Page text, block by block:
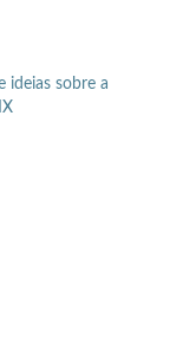
ideias sobre a